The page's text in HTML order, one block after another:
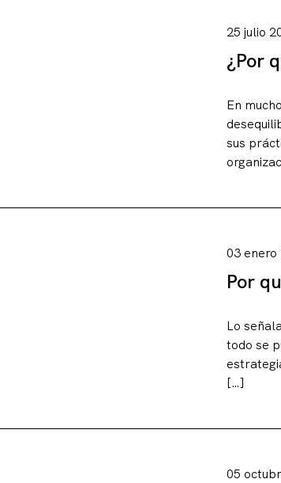
Artículos
Charlas y
Sobre
Contacto
25 julio
¿Por
En
sus
03 enero
Por
Lo
todo se
[…]
05